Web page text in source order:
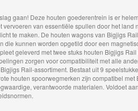
gaan! Deze houten goederentrein is er
vervoeren van essentiële spullen door het land
te maken. De houten wagons van Bigjigs
die kunnen worden opgetild door een
geleverd met twee stuks houten Bigjigs Rail
zorgen voor compatibiliteit met alle
Rail-assortiment. Bestaat uit 9
houten spoorwegmerken zijn compatibel met
verantwoorde materialen. Voldoet